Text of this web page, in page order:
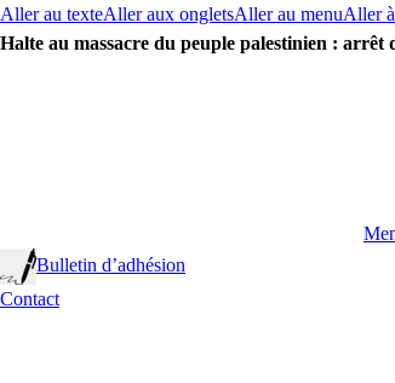
Aller au texteAller aux ongletsAller au menuAller
Halte au massacre du peuple palestinien : arrêt
Bulletin d’adhésion
Contact